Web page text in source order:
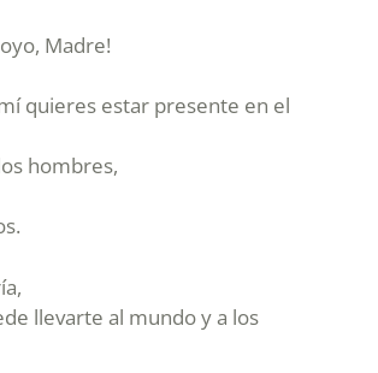
Madre!
quieres estar presente en el
hombres,
llevarte al mundo y a los